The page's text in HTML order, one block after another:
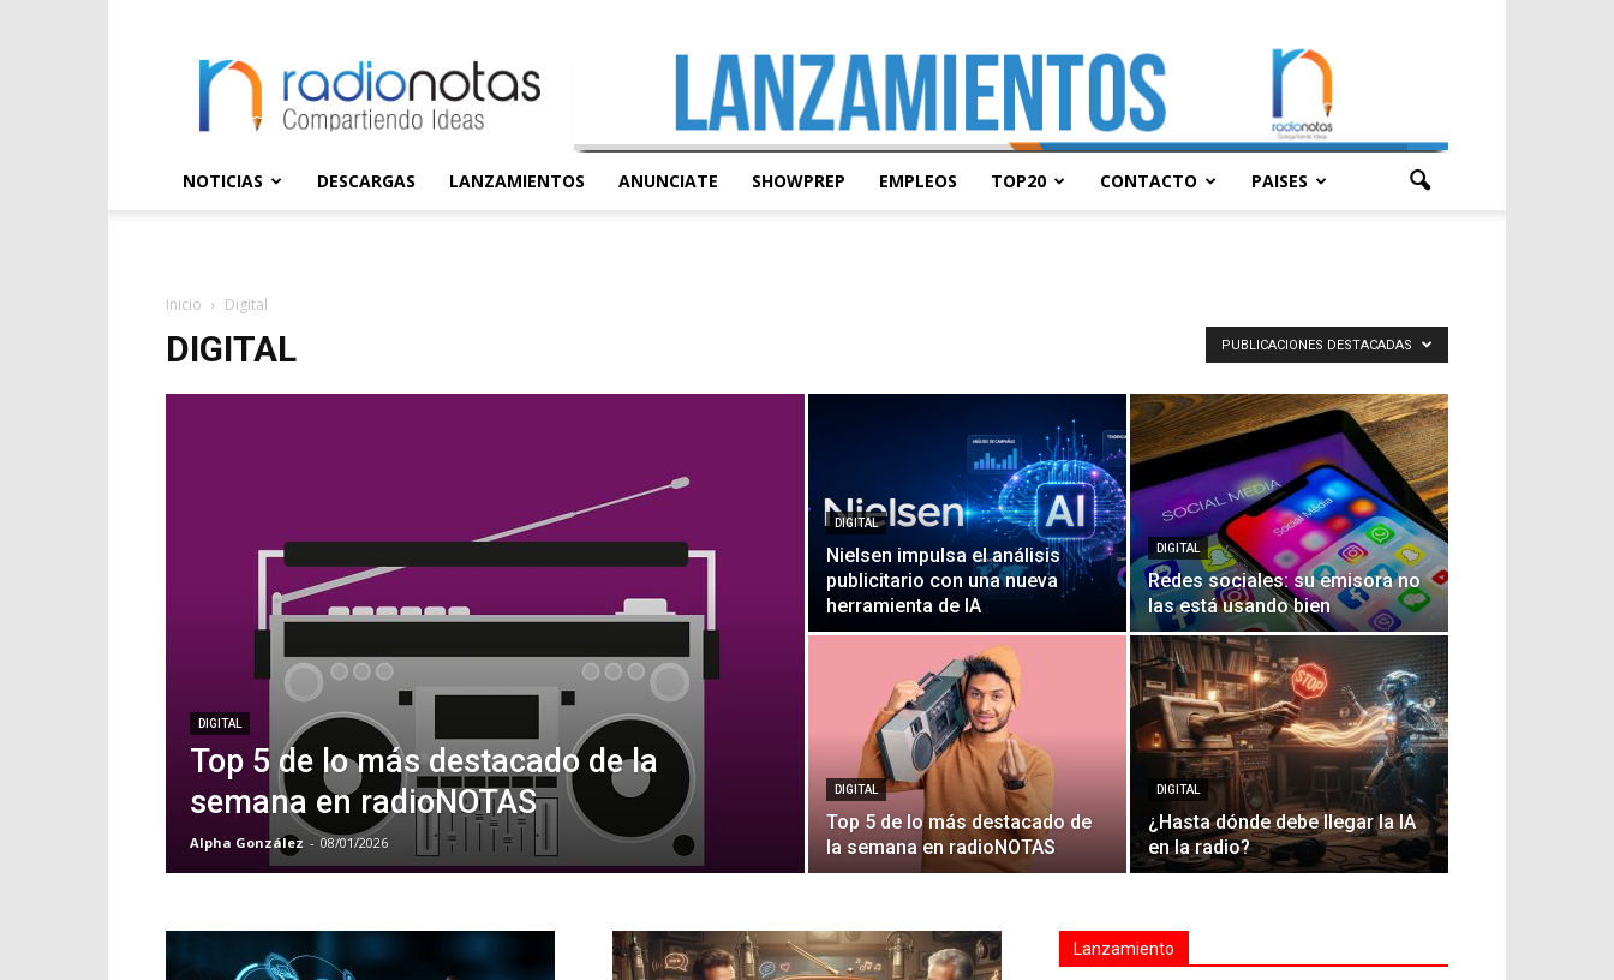
NOTICIAS DESCARGAS LANZAMIENTOS ANUNCIATE SHOWPREP EMPLEOS TOP20 CONTACTO PAISES
Inicio Digital
DIGITAL PUBLICACIONES DESTACADAS
DIGITAL
Top 5 de lo más destacado de la
semana en radioNOTAS
Alpha González - 08/01/2026
DIGITAL
Nielsen impulsa el análisis
publicitario con una nueva
herramienta de IA
DIGITAL
Redes sociales: su emisora no
las está usando bien
DIGITAL
Top 5 de lo más destacado de
la semana en radioNOTAS
DIGITAL
¿Hasta dónde debe llegar la IA
en la radio?
Lanzamiento